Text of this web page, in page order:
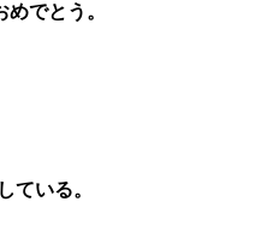
でとう。
ている。